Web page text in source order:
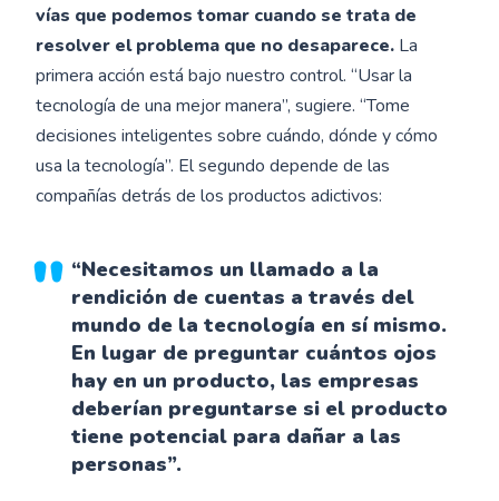
vías que podemos tomar cuando se trata de
resolver el problema que no desaparece. La
primera acción está bajo nuestro control. “Usar la
tecnología de una mejor manera”, sugiere. “Tome
decisiones inteligentes sobre cuándo, dónde y cómo
usa la tecnología”. El segundo depende de las
compañías detrás de los productos adictivos:
“Necesitamos un llamado a la
rendición de cuentas a través del
mundo de la tecnología en sí mismo.
En lugar de preguntar cuántos ojos
hay en un producto, las empresas
deberían preguntarse si el producto
tiene potencial para dañar a las
personas”.